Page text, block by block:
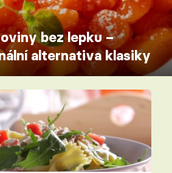
bez lepku –
alternativa klasiky